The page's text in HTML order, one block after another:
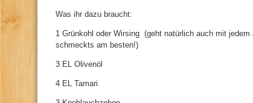
Was ihr dazu braucht:
1 Grünkohl oder Wirsing (geht natürlich auch mit
schmeckts am besten!)
3 EL Olivenöl
4 EL Tamari